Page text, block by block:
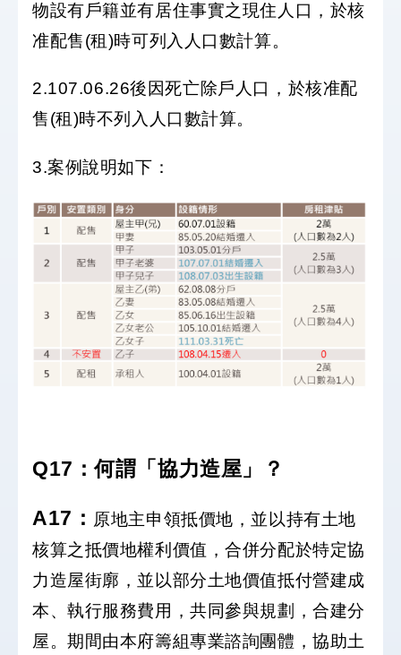
物設有戶籍並有居住事實之現住人口，於核
准配售(租)時可列入人口數計算。
2.107.06.26後因死亡除戶人口，於核准配
售(租)時不列入人口數計算。
3.案例說明如下：
Q17：何謂「協力造屋」？
A17 ： 原地主申領抵價地，並以持有土地
核算之抵價地權利價值，合併分配於特定協
力造屋街廓，並以部分土地價值抵付營建成
本、執行服務費用，共同參與規劃，合建分
屋。期間由本府籌組專業諮詢團體，協助土